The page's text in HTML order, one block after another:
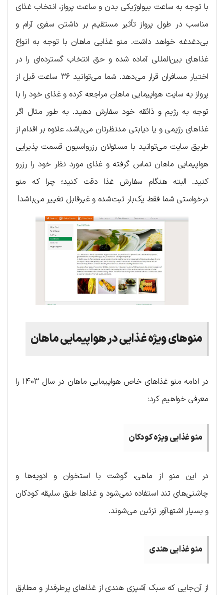
با توجه به ساعت بیولوژیکی بدن و ساعت پرواز، انتخاب غذای
مناسب در طول پرواز تأثیر مستقیم بر داشتن سفری آرام و
بی‌دغدغه خواهد داشت. منو غذایی ماهان با توجه به انواع
غذاهای بین‌المللی آماده شده و حق انتخاب گسترده‌ای را در
اختیار مسافران قرار می‌دهد. شما می‌توانید ۳۶ ساعت قبل از
پرواز به سایت هواپیمایی ماهان مراجعه کرده و غذای خود را با
توجه به رژیم و ذائقه خود سفارش دهید. به طور مثال اگر
غذاهای رژیمی و یا دیابتی مدنظرتان می‌باشد، علاوه بر اقدام از
طریق سایت می‌توانید با مسئولان رزرواسیون قسمت پذیرایی
هواپیمایی ماهان تماس گرفته و غذای مورد نظر خود را رزرو
کنید. البته هنگام سفارش غذا دقت کنید؛ چرا که منو
درخواستی شما فقط یک‌بار ثبت‌شده و غیرقابل تغییر می‌باشد!
منوهای ویژه غذایی در هواپیمایی ماهان
در ادامه منو غذاهای خاص هواپیمایی ماهان در سال ۱۴۰۳ را
معرفی خواهیم کرد:
منو غذایی ویژه کودکان
در این منو از ماهی، گوشت با استخوان و ادویه‌ها و
چاشنی‌های تند استفاده نمی‌شود و غذاها طبق سلیقه کودکان
و بسیار اشتهاآور تزئین می‌شوند.
منو غذایی هندی
از آن‌جایی که سبک آشپزی هندی از غذاهای پرطرفدار و مطابق